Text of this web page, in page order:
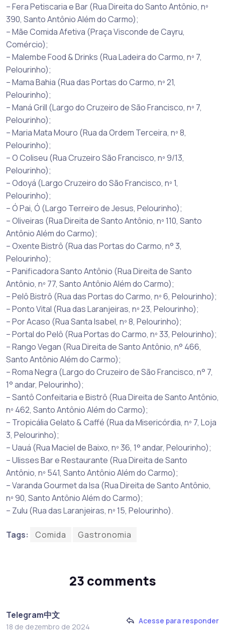
– Fera Petiscaria e Bar (Rua Direita do Santo Antônio, nº
390, Santo Antônio Além do Carmo);
– Mãe Comida Afetiva (Praça Visconde de Cayru,
Comércio);
– Malembe Food & Drinks (Rua Ladeira do Carmo, nº 7,
Pelourinho);
– Mama Bahia (Rua das Portas do Carmo, nº 21,
Pelourinho);
– Maná Grill (Largo do Cruzeiro de São Francisco, nº 7,
Pelourinho);
– Maria Mata Mouro (Rua da Ordem Terceira, nº 8,
Pelourinho);
– O Coliseu (Rua Cruzeiro São Francisco, nº 9/13,
Pelourinho);
– Odoyá (Largo Cruzeiro do São Francisco, nº 1,
Pelourinho);
– Ó Pai, Ó (Largo Terreiro de Jesus, Pelourinho);
– Oliveiras (Rua Direita de Santo Antônio, nº 110, Santo
Antônio Além do Carmo);
– Oxente Bistrô (Rua das Portas do Carmo, n° 3,
Pelourinho);
– Panificadora Santo Antônio (Rua Direita de Santo
Antônio, nº 77, Santo Antônio Além do Carmo);
– Pelô Bistrô (Rua das Portas do Carmo, nº 6, Pelourinho);
– Ponto Vital (Rua das Laranjeiras, nº 23, Pelourinho);
– Por Acaso (Rua Santa Isabel, nº 8, Pelourinho);
– Portal do Pelô (Rua Portas do Carmo, nº 33, Pelourinho);
– Rango Vegan (Rua Direita de Santo Antônio, n° 466,
Santo Antônio Além do Carmo);
– Roma Negra (Largo do Cruzeiro de São Francisco, n° 7,
1° andar, Pelourinho);
– Santô Confeitaria e Bistrô (Rua Direita de Santo Antônio,
nº 462, Santo Antônio Além do Carmo);
– Tropicália Gelato & Caffé (Rua da Misericórdia, nº 7, Loja
3, Pelourinho);
– Uauá (Rua Maciel de Baixo, nº 36, 1° andar, Pelourinho);
– Ulisses Bar e Restaurante (Rua Direita de Santo
Antônio, nº 541, Santo Antônio Além do Carmo);
– Varanda Gourmet da Isa (Rua Direita de Santo Antônio,
nº 90, Santo Antônio Além do Carmo);
– Zulu (Rua das Laranjeiras, nº 15, Pelourinho).
Tags: Comida Gastronomia
23 comments
Telegram中文
18 de dezembro de 2024
Acesse para responder